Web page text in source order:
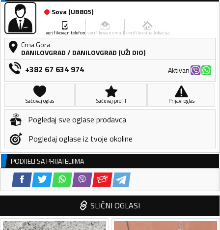
Sova(UB805)
verifikovan telefon verifikovan email verifikovana lokacija
Crna Gora
DANILOVGRAD/ DANILOVGRAD (UŽI DIO)
+382 67 634 974 Aktivan
Sačuvaj oglas Sačuvaj profil Prijavi oglas
Pogledaj sve oglase prodavca
Pogledaj oglase iz tvoje okoline
PODIJELI SA PRIJATELJIMA
SLIČNI OGLASI